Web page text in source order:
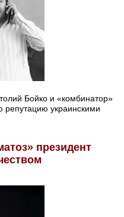
Бойко и «комбинатор»
украинскими
президент